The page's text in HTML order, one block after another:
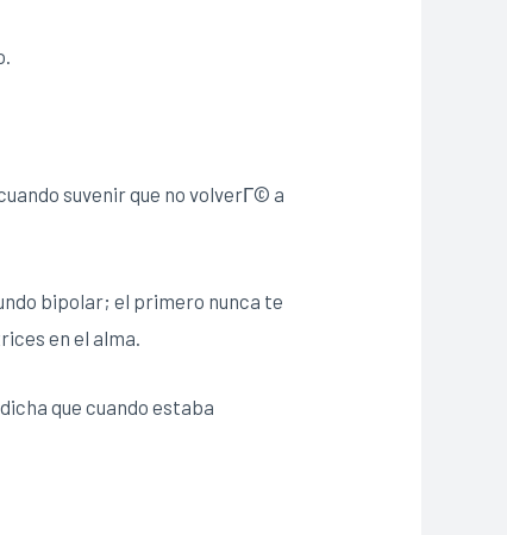
suvenir que no volverГ© a
bipolar; el primero nunca te
en el alma.
que cuando estaba